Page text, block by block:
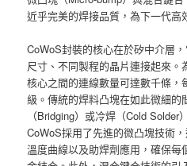
近乎完美的焊接品質，為下一代高
CoWoS封裝的核心在於矽中介層
尺寸、不同製程的晶片連接起來
核心之間的連線數量可達數千條
級。傳統的焊料凸塊在如此微細的
（Bridging）或冷焊（Cold Solder
CoWoS採用了先進的微凸塊技術
溫度曲線以及助焊劑應用，確保